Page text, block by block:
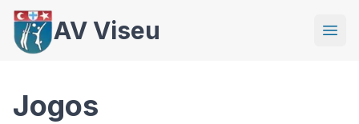
AV Viseu
Jogos